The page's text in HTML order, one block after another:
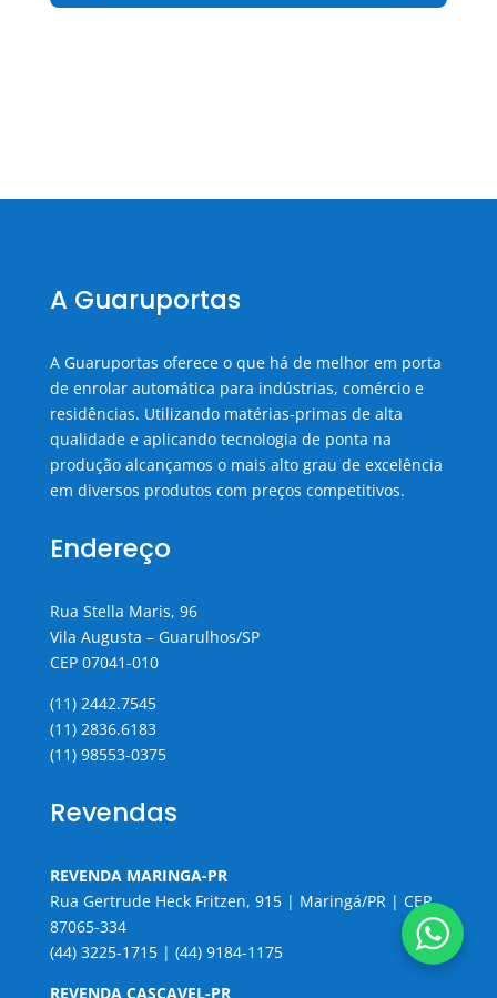
A Guaruportas
A Guaruportas oferece o que há de melhor em porta
de enrolar automática para indústrias, comércio e
residências. Utilizando matérias-primas de alta
qualidade e aplicando tecnologia de ponta na
produção alcançamos o mais alto grau de excelência
em diversos produtos com preços competitivos.
Endereço
Rua Stella Maris, 96
Vila Augusta – Guarulhos/SP
CEP 07041-010
(11) 2442.7545
(11) 2836.6183
(11) 98553-0375
Revendas
REVENDA MARINGA-PR
Rua Gertrude Heck Fritzen, 915 | Maringá/PR | CEP
87065-334
(44) 3225-1715 | (44) 9184-1175
REVENDA CASCAVEL-PR